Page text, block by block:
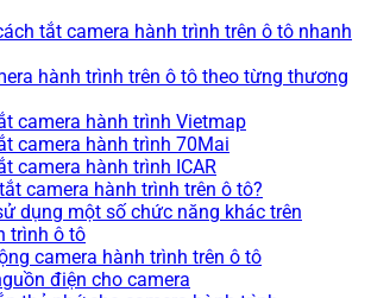
tắt camera hành trình trên ô tô nhanh
hành trình trên ô tô theo từng thương
camera hành trình Vietmap
camera hành trình 70Mai
camera hành trình ICAR
camera hành trình trên ô tô?
dụng một số chức năng khác trên
trình ô tô
camera hành trình trên ô tô
điện cho camera